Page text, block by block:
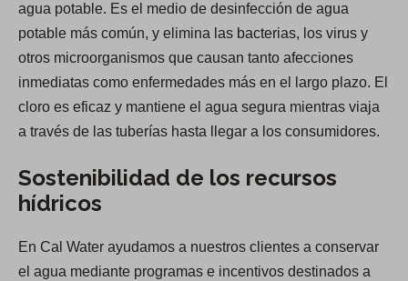
agua potable. Es el medio de desinfección de agua
potable más común, y elimina las bacterias, los virus y
otros microorganismos que causan tanto afecciones
inmediatas como enfermedades más en el largo plazo. El
cloro es eficaz y mantiene el agua segura mientras viaja
a través de las tuberías hasta llegar a los consumidores.
Sostenibilidad de los recursos
hídricos
En Cal Water ayudamos a nuestros clientes a conservar
el agua mediante programas e incentivos destinados a